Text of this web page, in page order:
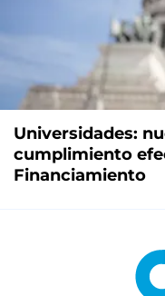
Universidades:
cumplimiento
Financiamiento